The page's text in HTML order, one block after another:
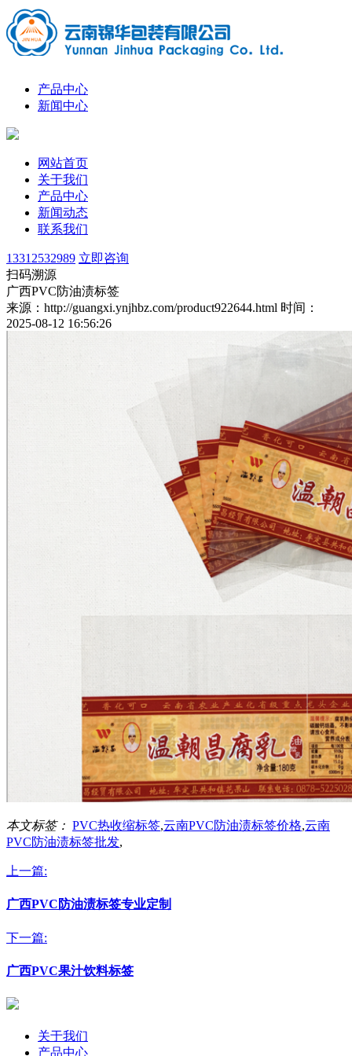
产品中心
新闻中心
网站首页
关于我们
产品中心
新闻动态
联系我们
13312532989 立即咨询
扫码溯源
广西PVC防油渍标签
来源：http://guangxi.ynjhbz.com/product922644.html 时间：
2025-08-12 16:56:26
本文标签： PVC热收缩标签,云南PVC防油渍标签价格,云南
PVC防油渍标签批发,
上一篇:
广西PVC防油渍标签专业定制
下一篇:
广西PVC果汁饮料标签
关于我们
产品中心